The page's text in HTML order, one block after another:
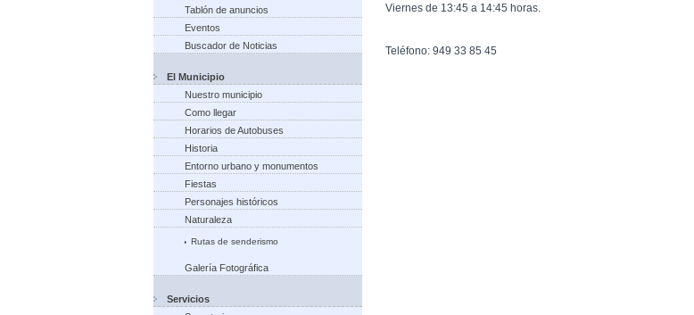
Tablón de anuncios
Eventos
Buscador de Noticias
El Municipio
Nuestro municipio
Como llegar
Horarios de Autobuses
Historia
Entorno urbano y monumentos
Fiestas
Personajes históricos
Naturaleza
Rutas de senderismo
Galería Fotográfica
Servicios
Viernes de 13:45 a 14:45 horas.
Teléfono: 949 33 85 45